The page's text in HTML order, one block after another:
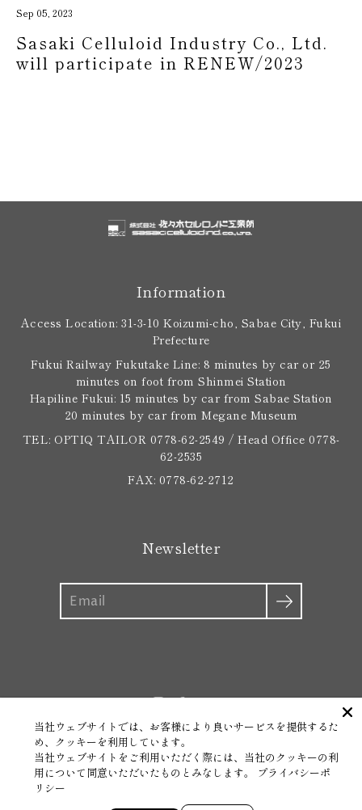
Sep 05, 2023
Sasaki Celluloid Industry Co., Ltd.
will participate in RENEW/2023
Information
Access Location: 31-3-10 Koizumi-cho, Sabae City, Fukui
Prefecture
Fukui Railway Fukutake Line: 8 minutes by car or 25
minutes on foot from Shinmei Station
Hapiline Fukui: 15 minutes by car from Sabae Station
20 minutes by car from Megane Museum
TEL: OPTIQ TAILOR 0778-62-2549 / Head Office 0778-
62-2535
FAX: 0778-62-2712
Newsletter
About MIGAKI Products Recruit News&Media
Contact
Instagram
FAQ
Company Overview
Privacy Policy - Social Media (SNS) Policy
Notation based on the Act on Specified Commercial
Transactions
当社ウェブサイトでは、お客様により良いサービスを提供するた
め、クッキーを利用しています。
当社ウェブサイトをご利用いただく際には、当社のクッキーの利
用について同意いただいたものとみなします。
プライバシーポ
リシー